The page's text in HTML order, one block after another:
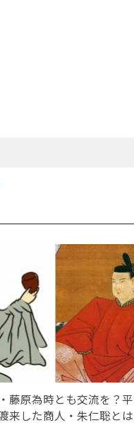
藤原為時とも交流を？
来した商人・朱仁聡と